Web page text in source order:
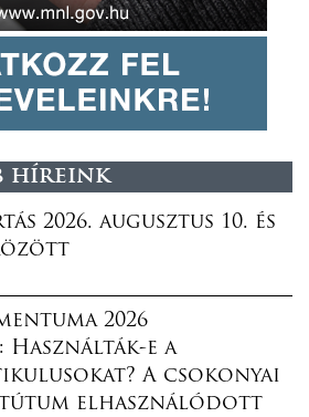
híreink
2026. augusztus 10. és
2026
Használták-e a
A csokonyai
elhasználódott